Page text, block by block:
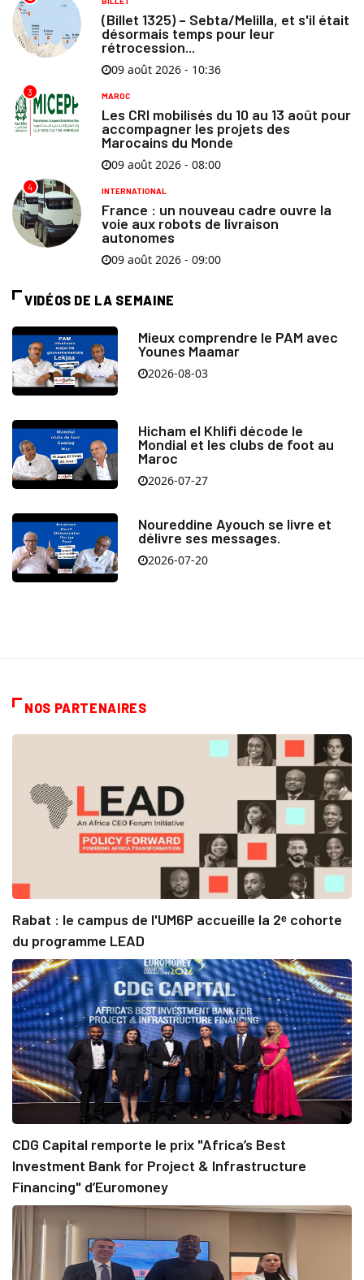
(Billet 1325) – Sebta/Melilla, et s'il était
désormais temps pour leur
rétrocession...
09 août 2026 - 10:36
3 MAROC
Les CRI mobilisés du 10 au 13 août pour
accompagner les projets des
Marocains du Monde
09 août 2026 - 08:00
4 INTERNATIONAL
France : un nouveau cadre ouvre la
voie aux robots de livraison
autonomes
09 août 2026 - 09:00
VIDÉOS DE LA SEMAINE
Mieux comprendre le PAM avec
Younes Maamar
2026-08-03
Hicham el Khlifi décode le
Mondial et les clubs de foot au
Maroc
2026-07-27
Noureddine Ayouch se livre et
délivre ses messages.
2026-07-20
NOS PARTENAIRES
Rabat : le campus de l'UM6P accueille la 2ᵉ cohorte
du programme LEAD
CDG Capital remporte le prix "Africa’s Best
Investment Bank for Project & Infrastructure
Financing" d’Euromoney